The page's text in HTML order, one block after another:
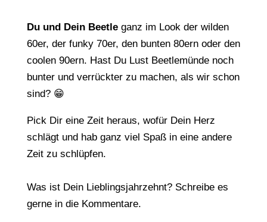
Du und Dein Beetleganz im Look der wilden
60er, der funky 70er, den bunten 80ern oder den
coolen 90ern. Hast Du Lust Beetlemünde noch
bunter und verrückter zu machen, als wir schon
sind? 😁
Pick Dir eine Zeit heraus, wofür Dein Herz
schlägt und hab ganz viel Spaß in eine andere
Zeit zu schlüpfen.
Was ist Dein Lieblingsjahrzehnt? Schreibe es
gerne in die Kommentare.